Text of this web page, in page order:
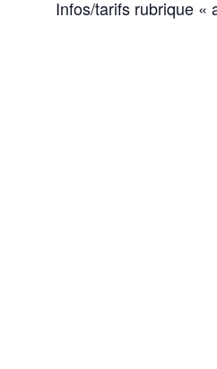
Infos/tarifs rubrique «